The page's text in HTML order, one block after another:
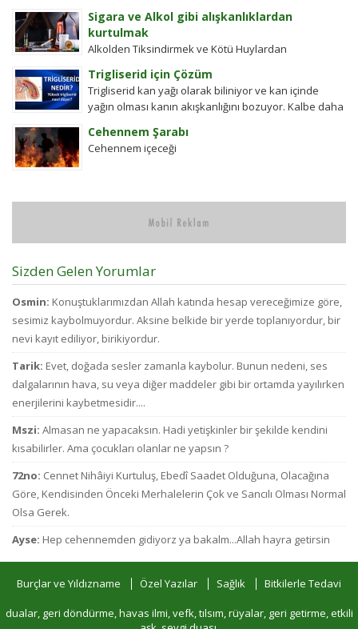
değildi....
Sigara ve Alkol gibi alışkanlıklardan
kurtulmak
Alkolden Tiksindirmek ve Kötü Huylardan
Huylardan Vazgecirmek icin Okumak için belli bir
zamanı yok...
Trigliserid için Çözüm
Trigliserid kan yağı olarak biliniyor ve kan içinde
yağın olması kanın akışkanlığını bozuyor. Kalbe daha
Cehennem Şarabı
Cehennem içeceği
Sizden Gelen Yorumlar
Osmin: Konuştuklarımızdan Allah katında hesap vereceğimize göre,
sesimiz kaybolmuyordur. Aksine belkide bir yerde toplanıyordur, bir
nevi kayıt ediliyor, birikiyordur.
Tarik: Evet, doğada sesler zamanla kaybolur. Bunun nedeni, ses
dalgalarının hava, su veya diğer maddeler gibi bir ortamda yayılırken
enerjilerini kaybetmesidir....
Mszi: Almasan ne yapacaksın. Hadi yetişkinler bir şekilde kendini
kısabilirler. Ama çocukları olanlar ne yapsın ?
72no: Cennet Nihâiyi Kurtuluş, Ebedî Saadet Olduğuna, Olacağına
Göre, Kendisinden Önceki Merhalelerin Çok ve Sancılı Olması Normal
Olsa Gerek.
Ayse: Hep cehennemden gidiyorz ya bakalm...Allah hayra getirsin
Burçlar ve Yıldızname Özel Yazılar Sağlık Bitkilerle Tedavi
dualar, geri döndürme, havas ilmi, vefk, tılsım, rüyalar, geri getirme, etkili